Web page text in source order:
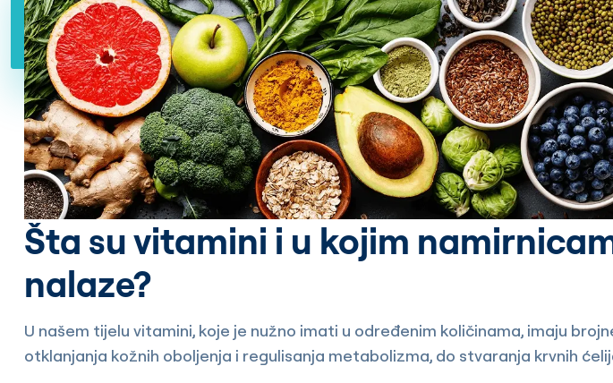
Šta su vitamini i u kojim
nalaze?
U našem tijelu vitamini, koje je nužno imati u određenim količinama, imaju
otklanjanja kožnih oboljenja i regulisanja metabolizma, do stvaranja krvnih